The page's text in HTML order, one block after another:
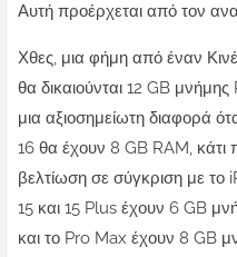
Αυτή προέρχεται από τον
Χθες, μια φήμη από έναν
θα δικαιούνται 12 GB
μια αξιοσημείωτη διαφορά
16 θα έχουν 8 GB RAM, κάτι
βελτίωση σε σύγκριση με
15 και 15 Plus έχουν 6 GB
και το Pro Max έχουν 8 GB